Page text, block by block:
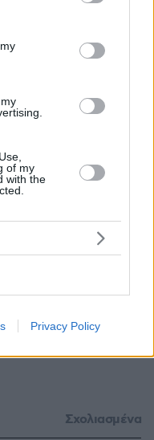
its third-party tags to
in below Google
of my
with the
Privacy Policy
Σχολιασμένα